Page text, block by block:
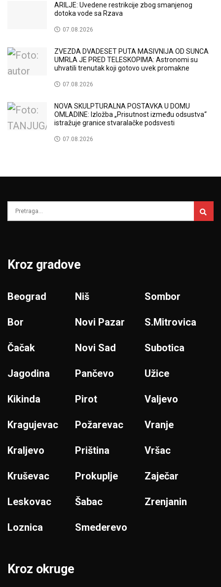
ARILJE: Uvedene restrikcije zbog smanjenog
dotoka vode sa Rzava
07.08.2026
ZVEZDA DVADESET PUTA MASIVNIJA OD SUNCA
UMRLA JE PRED TELESKOPIMA: Astronomi su
uhvatili trenutak koji gotovo uvek promakne
07.08.2026
NOVA SKULPTURALNA POSTAVKA U DOMU
OMLADINE: Izložba „Prisutnost između odsustva“
istražuje granice stvaralačke podsvesti
07.08.2026
Kroz gradove
Beograd
Bor
Čačak
Jagodina
Kikinda
Kragujevac
Kraljevo
Kruševac
Leskovac
Loznica
Niš
Novi Pazar
Novi Sad
Pančevo
Pirot
Požarevac
Priština
Prokuplje
Šabac
Smederevo
Sombor
S.Mitrovica
Subotica
Užice
Valjevo
Vranje
Vršac
Zaječar
Zrenjanin
Kroz okruge